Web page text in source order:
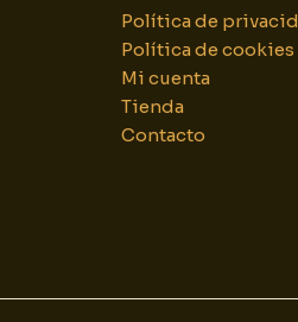
Política de
Política de cookies
Mi cuenta
Tienda
Contacto